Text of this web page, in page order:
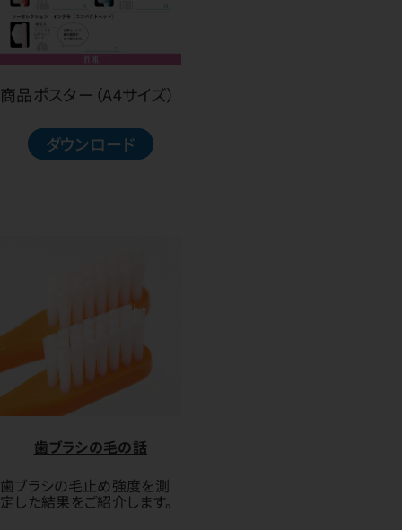
商品ポスター（A4サイズ）
ダウンロード
歯ブラシの毛の話
歯ブラシの毛止め強度を測
定した結果をご紹介します。